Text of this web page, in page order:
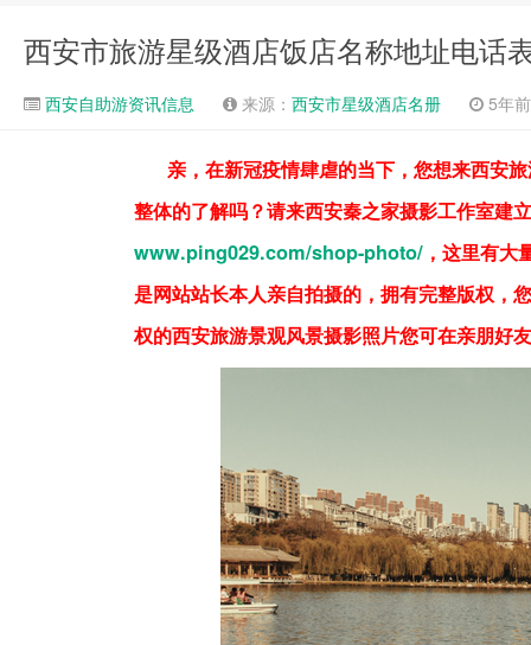
西安市旅游星级酒店饭店名称地址电话
西安自助游资讯信息 来源： 西安市星级酒店名册 5年
亲，在新冠疫情肆虐的当下，您想来西安
整体的了解吗？请来西安秦之家摄影工作室建
www.ping029.com/shop-photo/ ，这里有
是网站站长本人亲自拍摄的，拥有完整版权，
权的西安旅游景观风景摄影照片您可在亲朋好